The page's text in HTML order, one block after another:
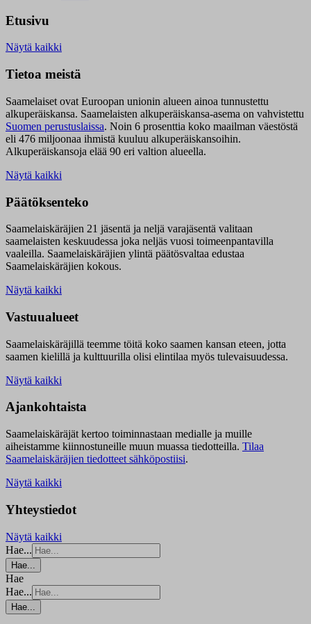
Etusivu
Näytä kaikki
Tietoa meistä
Saamelaiset ovat Euroopan unionin alueen ainoa tunnustettu
alkuperäiskansa. Saamelaisten alkuperäiskansa-asema on vahvistettu
Suomen perustuslaissa. Noin 6 prosenttia koko maailman väestöstä
eli 476 miljoonaa ihmistä kuuluu alkuperäiskansoihin.
Alkuperäiskansoja elää 90 eri valtion alueella.
Näytä kaikki
Päätöksenteko
Saamelaiskäräjien 21 jäsentä ja neljä varajäsentä valitaan
saamelaisten keskuudessa joka neljäs vuosi toimeenpantavilla
vaaleilla. Saamelaiskäräjien ylintä päätösvaltaa edustaa
Saamelaiskäräjien kokous.
Näytä kaikki
Vastuualueet
Saamelaiskäräjillä teemme töitä koko saamen kansan eteen, jotta
saamen kielillä ja kulttuurilla olisi elintilaa myös tulevaisuudessa.
Näytä kaikki
Ajankohtaista
Saamelaiskäräjät kertoo toiminnastaan medialle ja muille
aiheistamme kiinnostuneille muun muassa tiedotteilla. Tilaa
Saamelaiskäräjien tiedotteet sähköpostiisi.
Näytä kaikki
Yhteystiedot
Näytä kaikki
Hae...
Hae...
Hae
Hae...
Hae...